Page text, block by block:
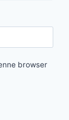
browser